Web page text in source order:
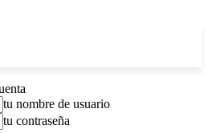
tu nombre de usuario
tu contraseña